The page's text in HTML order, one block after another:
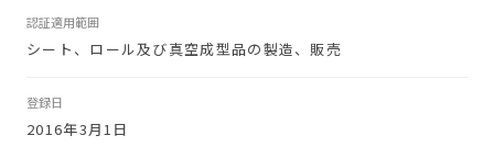
認証適用範囲
シート、ロール及び真空成型品の製造、販売
登録日
2016年3月1日